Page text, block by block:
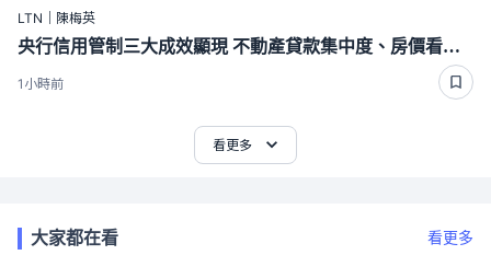
LTN｜陳梅英
央行信用管制三大成效顯現 不動產貸款集中度、房價看漲預期雙降
1小時前
看更多
大家都在看 看更多